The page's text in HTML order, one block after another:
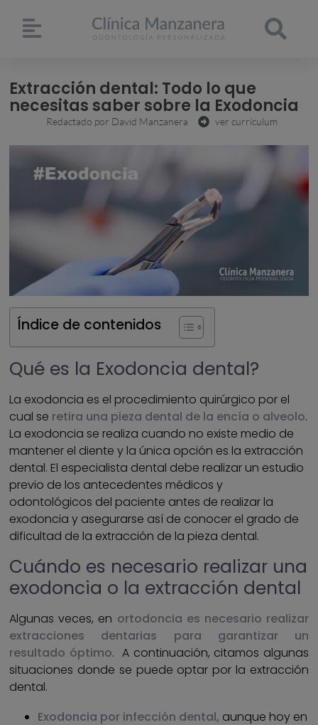
Extracción dental: Todo lo que
necesitas saber sobre la Exodoncia
Redactado por David Manzanera ver currículum
Índice de contenidos
Qué es la Exodoncia dental?
La exodoncia es el procedimiento quirúrgico por el
cual se retira una pieza dental de la encía o alveolo.
La exodoncia se realiza cuando no existe medio de
mantener el diente y la única opción es la extracción
dental. El especialista dental debe realizar un estudio
previo de los antecedentes médicos y
odontológicos del paciente antes de realizar la
exodoncia y asegurarse así de conocer el grado de
dificultad de la extracción de la pieza dental.
Cuándo es necesario realizar una
exodoncia o la extracción dental
Algunas veces, en ortodoncia es necesario realizar
extracciones dentarias para garantizar un
resultado óptimo. A continuación, citamos algunas
situaciones donde se puede optar por la extracción
dental.
Exodoncia por infección dental, aunque hoy en